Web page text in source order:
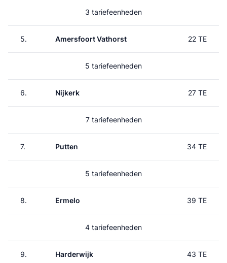
3 tariefeenheden
5. Amersfoort Vathorst 22 TE
5 tariefeenheden
6. Nijkerk 27 TE
7 tariefeenheden
7. Putten 34 TE
5 tariefeenheden
8. Ermelo 39 TE
4 tariefeenheden
9. Harderwijk 43 TE